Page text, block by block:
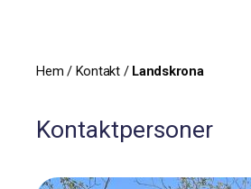
Hem / Kontakt/ Landskrona
Kontaktpersoner